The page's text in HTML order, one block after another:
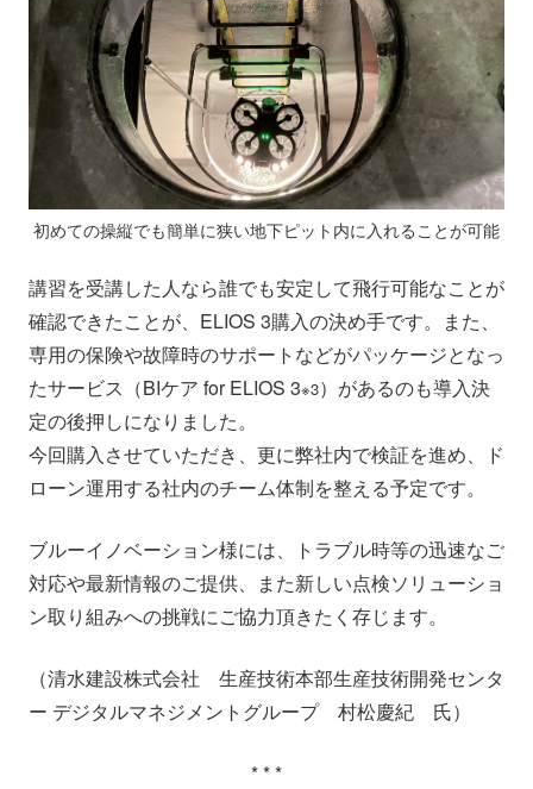
初めての操縦でも簡単に狭い地下ピット内に入れることが可能
講習を受講した人なら誰でも安定して飛行可能なことが
確認できたことが、ELIOS 3購入の決め手です。また、
専用の保険や故障時のサポートなどがパッケージとなっ
たサービス（BIケア for ELIOS 3※3）があるのも導入決
定の後押しになりました。
今回購入させていただき、更に弊社内で検証を進め、ド
ローン運用する社内のチーム体制を整える予定です。
ブルーイノベーション様には、トラブル時等の迅速なご
対応や最新情報のご提供、また新しい点検ソリューショ
ン取り組みへの挑戦にご協力頂きたく存じます。
（清水建設株式会社 生産技術本部生産技術開発センタ
ー デジタルマネジメントグループ 村松慶紀 氏）
* * *